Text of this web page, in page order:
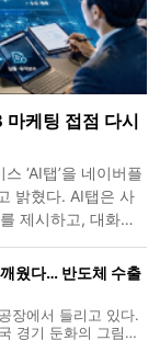
마케팅 접점 다시
‘AI탭’을 네이버플
밝혔다. AI탭은 사
제시하고, 대화형
웠다… 반도체 수출
장에서 들리고 있다.
경기 둔화의 그림자